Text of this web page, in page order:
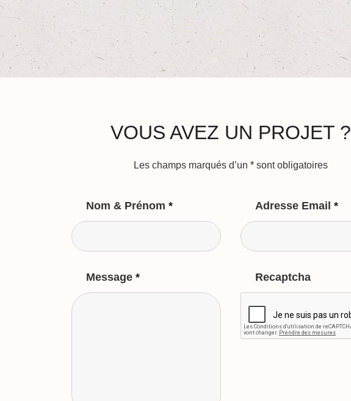
VOUS AVEZ UN PROJET ?
Les champs marqués d’un * sont obligatoires
Nom & Prénom * Adresse Email *
Message * Recaptcha